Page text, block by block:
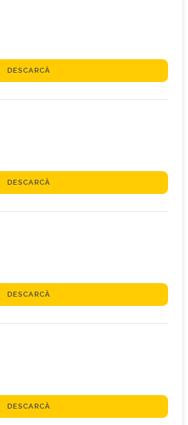
DESCARCĂ
DESCARCĂ
DESCARCĂ
DESCARCĂ